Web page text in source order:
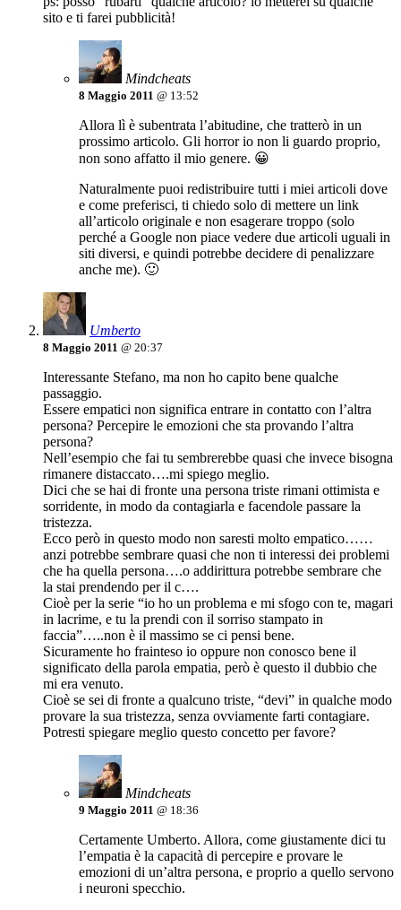
sito e ti farei pubblicità!
Mindcheats
8 Maggio 2011 @ 13:52
Allora lì è subentrata l’abitudine, che tratterò in un
prossimo articolo. Gli horror io non li guardo proprio,
non sono affatto il mio genere. 😀
Naturalmente puoi redistribuire tutti i miei articoli dove
e come preferisci, ti chiedo solo di mettere un link
all’articolo originale e non esagerare troppo (solo
perché a Google non piace vedere due articoli uguali in
siti diversi, e quindi potrebbe decidere di penalizzare
anche me). 🙂
Umberto
8 Maggio 2011 @ 20:37
Interessante Stefano, ma non ho capito bene qualche
passaggio.
Essere empatici non significa entrare in contatto con l’altra
persona? Percepire le emozioni che sta provando l’altra
persona?
Nell’esempio che fai tu sembrerebbe quasi che invece bisogna
rimanere distaccato….mi spiego meglio.
Dici che se hai di fronte una persona triste rimani ottimista e
sorridente, in modo da contagiarla e facendole passare la
tristezza.
Ecco però in questo modo non saresti molto empatico……
anzi potrebbe sembrare quasi che non ti interessi dei problemi
che ha quella persona….o addirittura potrebbe sembrare che
la stai prendendo per il c….
Cioè per la serie “io ho un problema e mi sfogo con te, magari
in lacrime, e tu la prendi con il sorriso stampato in
faccia”…..non è il massimo se ci pensi bene.
Sicuramente ho frainteso io oppure non conosco bene il
significato della parola empatia, però è questo il dubbio che
mi era venuto.
Cioè se sei di fronte a qualcuno triste, “devi” in qualche modo
provare la sua tristezza, senza ovviamente farti contagiare.
Potresti spiegare meglio questo concetto per favore?
Mindcheats
9 Maggio 2011 @ 18:36
Certamente Umberto. Allora, come giustamente dici tu
l’empatia è la capacità di percepire e provare le
emozioni di un’altra persona, e proprio a quello servono
i neuroni specchio.